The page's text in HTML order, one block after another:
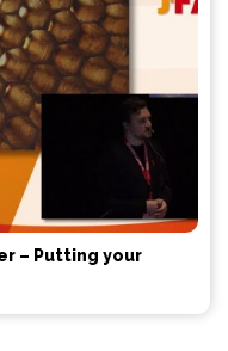
– Putting your